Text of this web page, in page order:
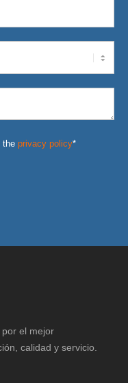
the privacy policy*
por el mejor
calidad y servicio.